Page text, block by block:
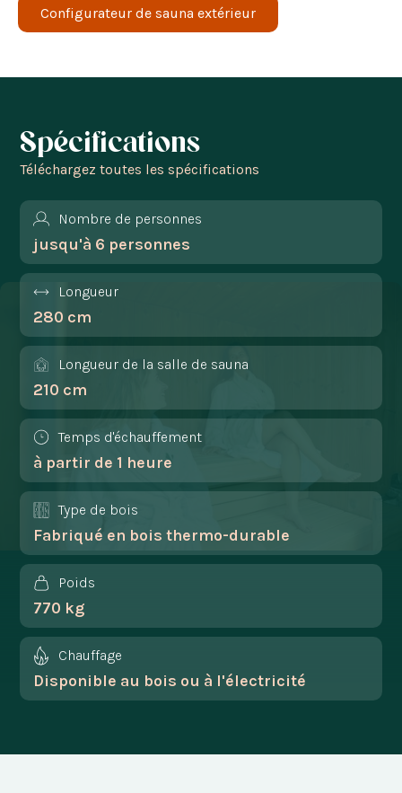
Configurateur de sauna extérieur
Spécifications
Téléchargez toutes les spécifications
Nombre de personnes
jusqu'à 6 personnes
Longueur
280 cm
Longueur de la salle de sauna
210 cm
Temps d'échauffement
à partir de 1 heure
Type de bois
Fabriqué en bois thermo-durable
Poids
770 kg
Chauffage
Disponible au bois ou à l'électricité